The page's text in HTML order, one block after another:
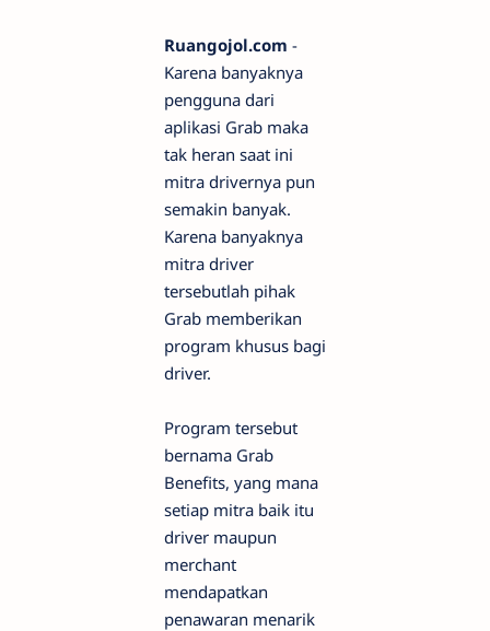
Ruangojol.com -
Karena banyaknya
pengguna dari
aplikasi Grab maka
tak heran saat ini
mitra drivernya pun
semakin banyak.
Karena banyaknya
mitra driver
tersebutlah pihak
Grab memberikan
program khusus bagi
driver.
Program tersebut
bernama Grab
Benefits, yang mana
setiap mitra baik itu
driver maupun
merchant
mendapatkan
penawaran menarik